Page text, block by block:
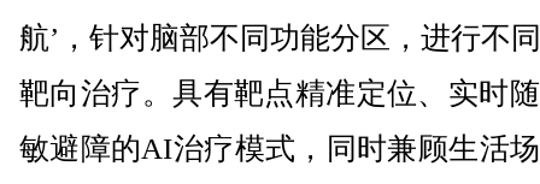
航’，针对脑部不同功能分区，进行不
靶向治疗。具有靶点精准定位、实时
敏避障的AI治疗模式，同时兼顾生活